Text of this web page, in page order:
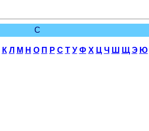
С
К Л М Н О П Р С Т У Ф Х Ц Ч Ш Щ Э Ю